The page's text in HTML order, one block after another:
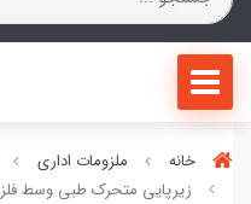
خانه ملزومات اداری
زیرپایی متحرک طبی وسط